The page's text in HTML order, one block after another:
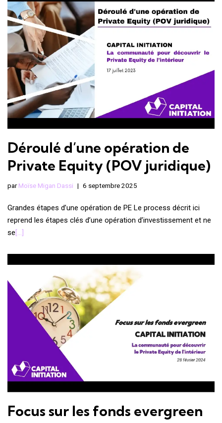
Déroulé d’une opération de
Private Equity (POV juridique)
parMoïse Migan Dassi 6 septembre 2025
Grandes étapes d’une opération de PE Le process décrit ici
reprend les étapes clés d’une opération d’investissement et ne
se[…]
Focus sur les fonds evergreen